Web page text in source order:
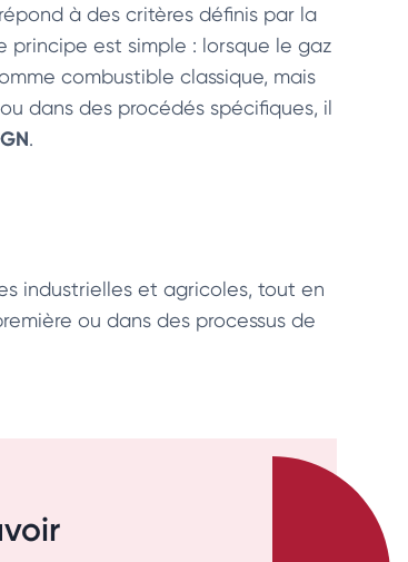
répond à des critères définis par la
principe est simple : lorsque le gaz
combustible classique, mais
dans des procédés spécifiques, il
.
industrielles et agricoles, tout en
ou dans des processus de